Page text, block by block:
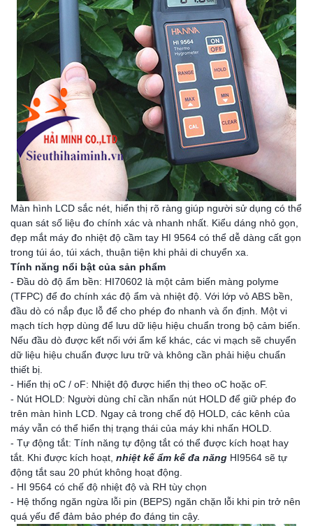
Màn hình LCD sắc nét, hiển thị rõ ràng giúp người sử dụng có thể
quan sát số liệu đo chính xác và nhanh nhất. Kiểu dáng nhỏ gọn,
đẹp mắt máy đo nhiệt độ cầm tay HI 9564 có thể dễ dàng cất gọn
trong túi áo, túi xách, thuận tiện khi phải di chuyển xa.
Tính năng nổi bật của sản phẩm
- Đầu dò độ ẩm bền: HI70602 là một cảm biến màng polyme
(TFPC) để đo chính xác độ ẩm và nhiệt độ. Với lớp vỏ ABS bền,
đầu dò có nắp đục lỗ để cho phép đo nhanh và ổn định. Một vi
mạch tích hợp dùng để lưu dữ liệu hiệu chuẩn trong bộ cảm biến.
Nếu đầu dò được kết nối với ẩm kế khác, các vi mạch sẽ chuyển
dữ liệu hiệu chuẩn được lưu trữ và không cần phải hiệu chuẩn
thiết bị.
- Hiển thị oC / oF: Nhiệt độ được hiển thị theo oC hoặc oF.
- Nút HOLD: Người dùng chỉ cần nhấn nút HOLD để giữ phép đo
trên màn hình LCD. Ngay cả trong chế độ HOLD, các kênh của
máy vẫn có thể hiển thị trạng thái của máy khi nhấn HOLD.
- Tự động tắt: Tính năng tự động tắt có thể được kích hoạt hay
tắt. Khi được kích hoạt, nhiệt kế ẩm kế đa năng HI9564 sẽ tự
động tắt sau 20 phút không hoạt động.
- HI 9564 có chế độ nhiệt độ và RH tùy chọn
- Hệ thống ngăn ngừa lỗi pin (BEPS) ngăn chặn lỗi khi pin trở nên
quá yếu để đảm bảo phép đo đáng tin cậy.